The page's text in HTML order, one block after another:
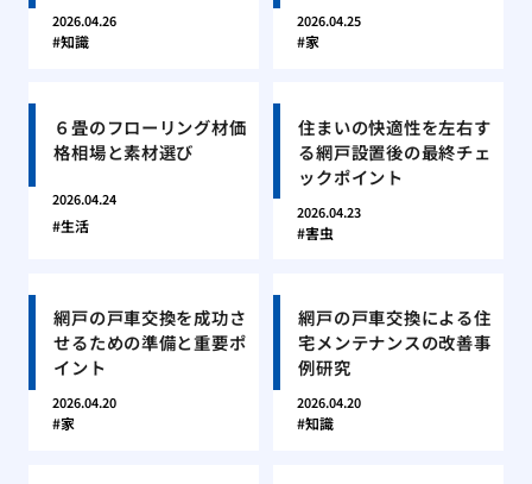
2026.04.26
知識
2026.04.25
家
６畳のフローリング材価
格相場と素材選び
2026.04.24
生活
住まいの快適性を左右す
る網戸設置後の最終チェ
ックポイント
2026.04.23
害虫
網戸の戸車交換を成功さ
せるための準備と重要ポ
イント
2026.04.20
家
網戸の戸車交換による住
宅メンテナンスの改善事
例研究
2026.04.20
知識